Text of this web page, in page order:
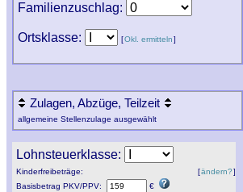
Familienzuschlag:
Ortsklasse: [Okl. ermitteln]
Zulagen, Abzüge, Teilzeit
allgemeine Stellenzulage ausgewählt
Lohnsteuerklasse:
Kinderfreibeträge:
Basisbetrag PKV/PPV: €
[ändern?]